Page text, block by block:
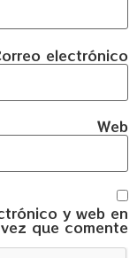
electrónico
Web
y web en
que comente.